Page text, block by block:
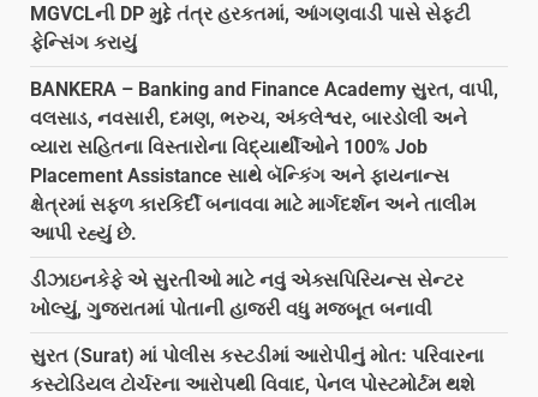
MGVCLની DP મુદ્દે તંત્ર હરકતમાં, આંગણવાડી પાસે સેફ્ટી
ફેન્સિંગ કરાયું
BANKERA – Banking and Finance Academy સુરત, વાપી,
વલસાડ, નવસારી, દમણ, ભરુચ, અંકલેશ્વર, બારડોલી અને
વ્યારા સહિતના વિસ્તારોના વિદ્યાર્થીઓને 100% Job
Placement Assistance સાથે બૅન્કિંગ અને ફાયનાન્સ
ક્ષેત્રમાં સફળ કારકિર્દી બનાવવા માટે માર્ગદર્શન અને તાલીમ
આપી રહ્યું છે.
ડીઝાઇનકેફે એ સુરતીઓ માટે નવું એક્સપિરિયન્સ સેન્ટર
ખોલ્યું, ગુજરાતમાં પોતાની હાજરી વધુ મજબૂત બનાવી
સુરત (Surat) માં પોલીસ કસ્ટડીમાં આરોપીનું મોત: પરિવારના
કસ્ટોડિયલ ટોર્ચરના આરોપથી વિવાદ, પેનલ પોસ્ટમોર્ટમ થશે